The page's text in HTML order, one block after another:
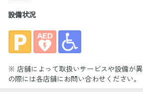
設備状況
※ 店舗によって取扱いサービスや設備が
の際には各店舗にお問い合わせください。